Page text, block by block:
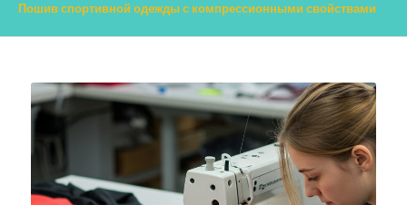
Пошив спортивной одежды с компрессионными свойствами